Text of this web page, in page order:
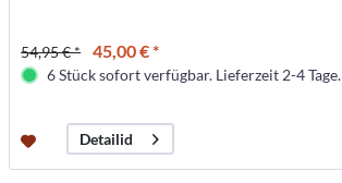
54,95 € * 45,00 € *
6 Stück sofort verfügbar. Lieferzeit 2-4 Tage.
Detailid